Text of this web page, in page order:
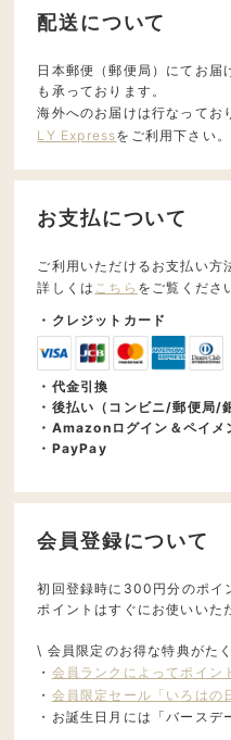
配送について
日本郵便（郵便局）にてお届
も承っております。
海外へのお届けは行なってお
LY Expressをご利用下さい。
お支払について
ご利用いただけるお支払い方
詳しくは こちら をご覧くださ
・クレジットカード
・代金引換
・後払い（コンビニ/郵便局/
・Amazonログイン＆ペイメ
・PayPay
会員登録について
初回登録時に300円分のポイ
ポイントはすぐにお使いいた
\ 会員限定のお得な特典がた
・ 会員ランクによってポイン
・ 会員限定セール「いろはの
・お誕生日月には「バースデ